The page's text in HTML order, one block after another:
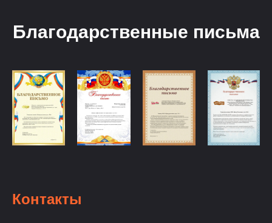
Благодарственные письма
Контакты